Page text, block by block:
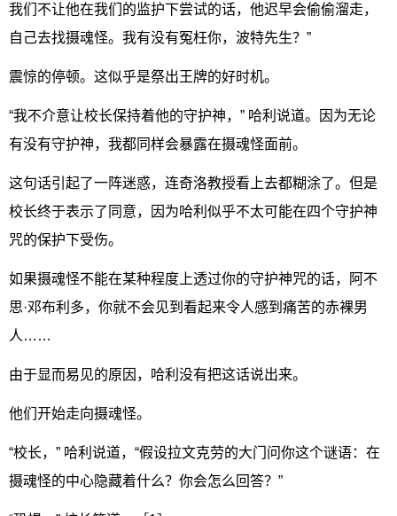
我们不让他在我们的监护下尝试的话，他迟早会偷偷溜走，
自己去找摄魂怪。我有没有冤枉你，波特先生？”
震惊的停顿。这似乎是祭出王牌的好时机。
“我不介意让校长保持着他的守护神，” 哈利说道。因为无论
有没有守护神，我都同样会暴露在摄魂怪面前。
这句话引起了一阵迷惑，连奇洛教授看上去都糊涂了。但是
校长终于表示了同意，因为哈利似乎不太可能在四个守护神
咒的保护下受伤。
如果摄魂怪不能在某种程度上透过你的守护神咒的话，阿不
思·邓布利多，你就不会见到看起来令人感到痛苦的赤裸男
人……
由于显而易见的原因，哈利没有把这话说出来。
他们开始走向摄魂怪。
“校长，” 哈利说道，“假设拉文克劳的大门问你这个谜语：在
摄魂怪的中心隐藏着什么？你会怎么回答？”